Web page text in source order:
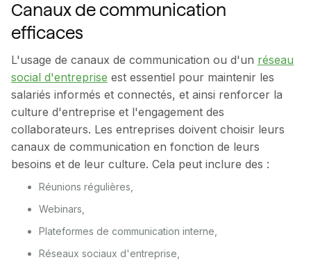
Canaux de communication
efficaces
L'usage de canaux de communication ou d'un réseau
social d'entreprise est essentiel pour maintenir les
salariés informés et connectés, et ainsi renforcer la
culture d'entreprise et l'engagement des
collaborateurs. Les entreprises doivent choisir leurs
canaux de communication en fonction de leurs
besoins et de leur culture. Cela peut inclure des :
Réunions régulières,
Webinars,
Plateformes de communication interne,
Réseaux sociaux d'entreprise,